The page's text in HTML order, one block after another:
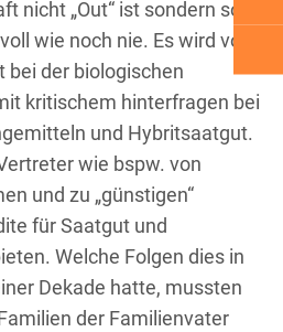
nicht „Out“ ist sondern so
wie noch nie. Es wird vor
der biologischen
kritischem hinterfragen bei
und Hybritsaatgut.
wie bspw. von
und zu „günstigen“
für Saatgut und
Welche Folgen dies in
Dekade hatte, mussten
der Familienvater